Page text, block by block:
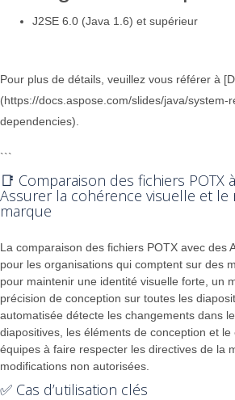
J2SE 6.0 (Java 1.6) et supérieur
Pour plus de détails, veuillez vous référer à
(https://docs.aspose.com/slides/java/system-
dependencies).
```
📑 Comparaison des fichiers POTX
Assurer la cohérence visuelle et le
marque
La comparaison des fichiers POTX avec des
pour les organisations qui comptent sur des
pour maintenir une identité visuelle forte, un
précision de conception sur toutes les
automatisée détecte les changements dans
diapositives, les éléments de conception et
équipes à faire respecter les directives de la
modifications non autorisées.
✅ Cas d’utilisation clés